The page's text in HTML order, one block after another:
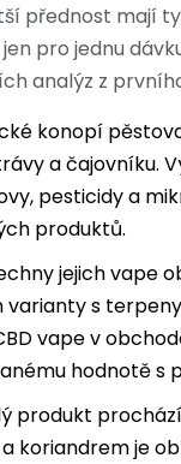
přednost mají
pro jednu
analýz z
konopí
a čajovníku.
pesticidy a
produktů.
jejich vape
s
vape v
hodnotě s
produkt
koriandrem je